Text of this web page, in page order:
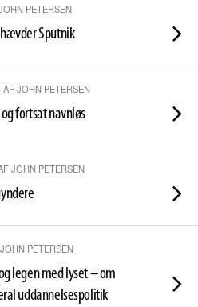
PETERSEN
hævder Sputnik
AF JOHN PETERSEN
fortsat navnløs
JOHN PETERSEN
PETERSEN
legen med lyset – om
uddannelsespolitik